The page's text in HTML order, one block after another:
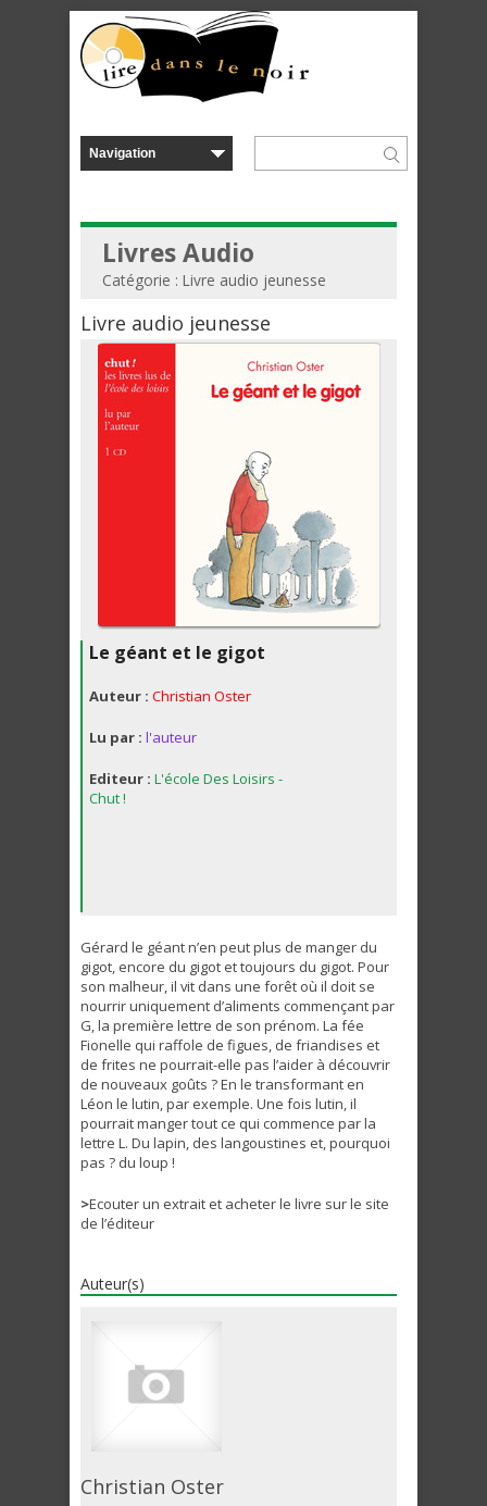
Livres Audio
Catégorie : Livre audio jeunesse
Livre audio jeunesse
Le géant et le gigot
Auteur : Christian Oster
Lu par : l'auteur
Editeur : L'école Des Loisirs -
Chut !
Gérard le géant n’en peut plus de manger du
gigot, encore du gigot et toujours du gigot. Pour
son malheur, il vit dans une forêt où il doit se
nourrir uniquement d’aliments commençant par
G, la première lettre de son prénom. La fée
Fionelle qui raffole de figues, de friandises et
de frites ne pourrait-elle pas l’aider à découvrir
de nouveaux goûts ? En le transformant en
Léon le lutin, par exemple. Une fois lutin, il
pourrait manger tout ce qui commence par la
lettre L. Du lapin, des langoustines et, pourquoi
pas ? du loup !
>Ecouter un extrait et acheter le livre sur le site
de l’éditeur
Auteur(s)
Christian Oster